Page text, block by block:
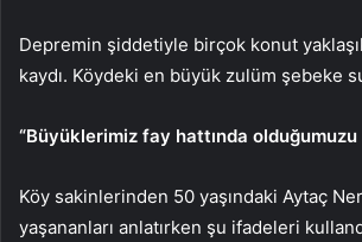
Depremin şiddetiyle birçok konut
kaydı. Köydeki en büyük zulüm şebeke
“Büyüklerimiz fay hattında olduğumuzu
Köy sakinlerinden 50 yaşındaki Aytaç
yaşananları anlatırken şu ifadeleri